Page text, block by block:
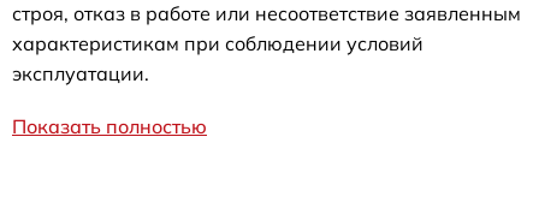
строя, отказ в работе или несоответствие заявленным
характеристикам при соблюдении условий
эксплуатации.
Показать полностью